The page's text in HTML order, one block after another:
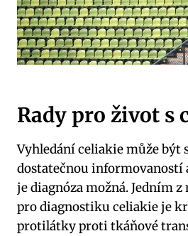
Rady pro život s
Vyhledání celiakie může být
dostatečnou informovaností
je diagnóza možná. Jedním
pro diagnostiku celiakie je
protilátky proti tkáňové